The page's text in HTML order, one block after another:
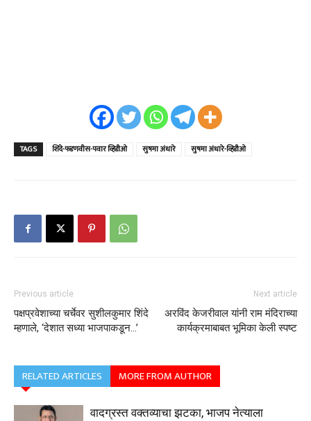
TAGS शिंदे-फडणवीस-पवार व्हिडीओ सुषमा अंधारे सुषमा अंधारे-व्हिडीओ
Previous article
पक्षप्रवेशाच्या चर्चेवर सुशीलकुमार शिंदे
म्हणाले, ‘देशात सध्या भाजपाकडून…’
Next article
अरविंद केजरीवाल यांनी राम मंदिराच्या
कार्यक्रमाबाबत भूमिका केली स्पष्ट
RELATED ARTICLES MORE FROM AUTHOR
वादग्रस्त वक्तव्याचा झटका, भाजप नेत्याला